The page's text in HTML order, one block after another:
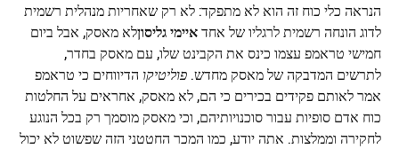
הנראה כלי כוח זה הוא לא מתפקד: לא רק שאחריות מנהלית רשמית
לדוג הונחה רשמית לרגליו של אחדאיימי גליסוןלא מאסק, אבל ביום
חמישי טראמפ עצמו כינס את הקבינט שלו, עם מאסק בחדר,
לתרשים המדבקה של מאסק מחדש. פוליטיקו הדיווחים כי טראמפ
אמר לאותם פקידים בכירים כי הם, לא מאסק, אחראים על החלטות
כוח אדם סופיות עבור סוכנויותיהם, וכי מאסק מוסמך רק בכל הנוגע
לחקירה וממלצות. אתה יודע, כמו המכר החטטני הזה שפשוט לא יכול